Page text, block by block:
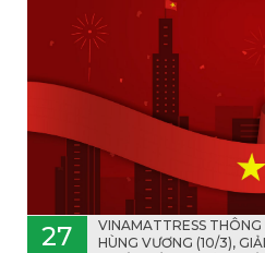
27
VINAMATTRESS
HÙNG VƯƠNG (10/3),